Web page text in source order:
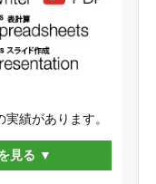
績があります。
見る